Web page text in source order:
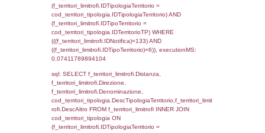
0.00062012672424316
sql: SELECT el_regioni.Regione,
el_comuni.Comune,
reg_f_confini INNER JOIN ((el_comuni
el_province ON el_comuni.IstProvincia =
el_province.IstProvincia) INNER JOIN
el_province.IstRegione =
reg_f_confini.IDComune =
(((reg_f_confini.CodiceUnivoco)='DD134'));,